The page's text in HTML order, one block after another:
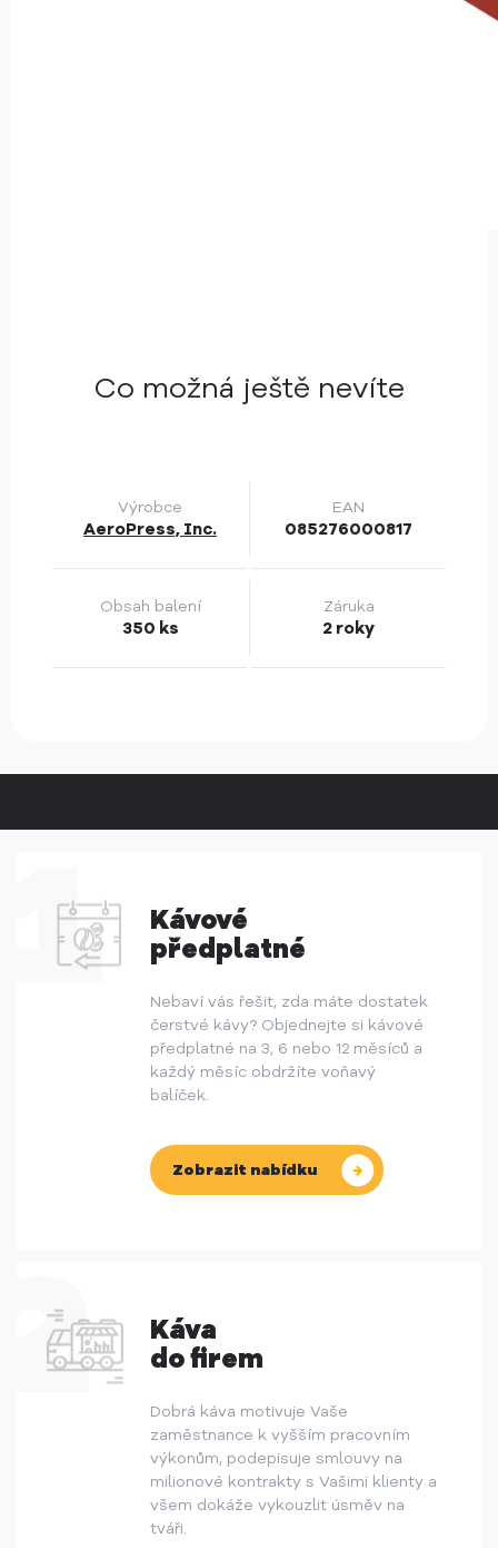
Co možná ještě nevíte
Výrobce
AeroPress, Inc.
EAN
085276000817
Obsah balení
350 ks
Záruka
2 roky
Kávové
předplatné
Nebaví vás řešit, zda máte dostatek
čerstvé kávy? Objednejte si kávové
předplatné na 3, 6 nebo 12 měsíců a
každý měsíc obdržíte voňavý
balíček.
Zobrazit nabídku
Káva
do firem
Dobrá káva motivuje Vaše
zaměstnance k vyšším pracovním
výkonům, podepisuje smlouvy na
milionové kontrakty s Vašimi klienty a
všem dokáže vykouzlit úsměv na
tváři.